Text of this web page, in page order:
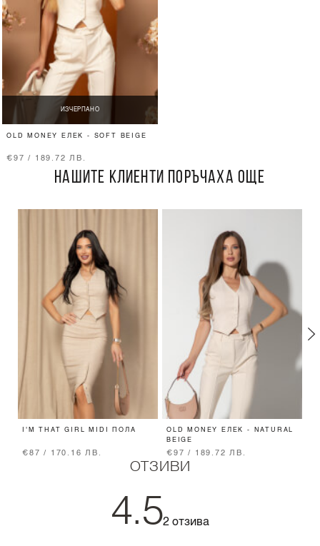
ИЗЧЕРПАНО
OLD MONEY ЕЛЕК - SOFT BEIGE
€97 / 189.72 ЛВ.
НАШИТЕ КЛИЕНТИ ПОРЪЧАХА ОЩЕ
I'M THAT GIRL MIDI ПОЛА
€87 / 170.16 ЛВ.
OLD MONEY ЕЛЕК - NATURAL
BEIGE
€97 / 189.72 ЛВ.
ОТЗИВИ
4.52 отзива